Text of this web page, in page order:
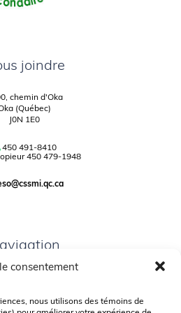
consentement
nous utilisons des témoins de
joindre
chemin d'Oka
(Québec)
J0N 1E0
450 491-8410
450 479-1948
PARENTS